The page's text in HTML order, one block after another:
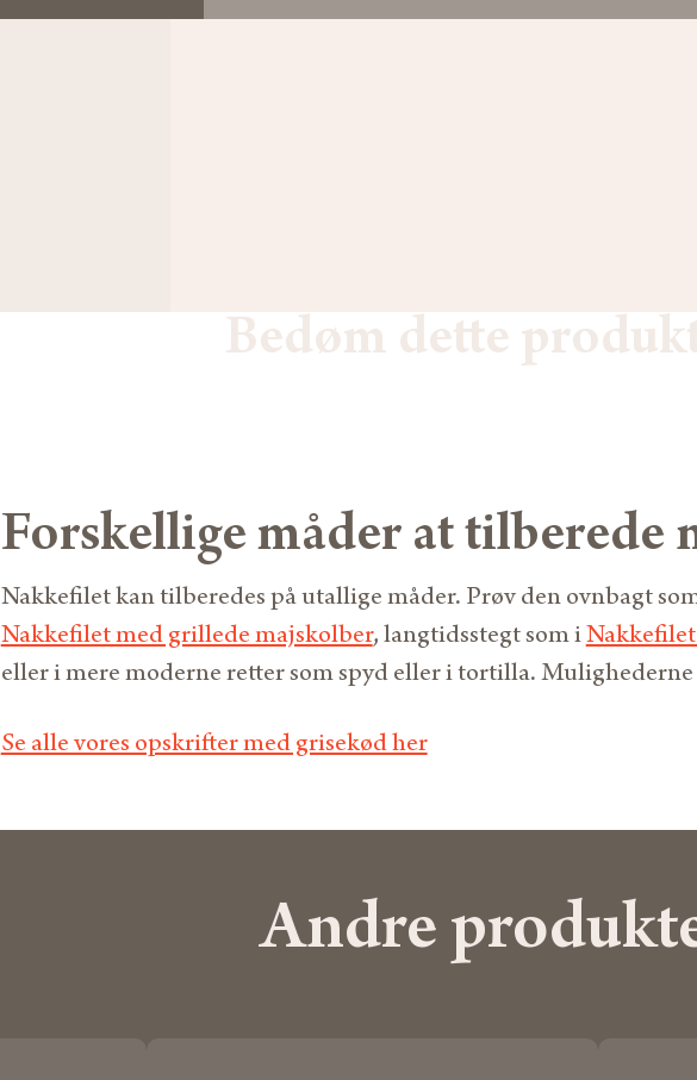
Bedøm dette
Forskellige måder at tilberede
Nakkefilet kan tilberedes på utallige måder. Prøv den ovnbagt
Nakkefilet med grillede majskolber, langtidsstegt som i
eller i mere moderne retter som spyd eller i tortilla. Mulighederne
Se alle vores opskrifter med grisekød her
Andre